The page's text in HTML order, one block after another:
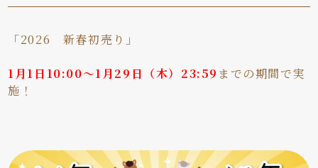
「2026 新春初売り」
1月1日10:00～1月29日（木）23:59 までの期間で実
施！